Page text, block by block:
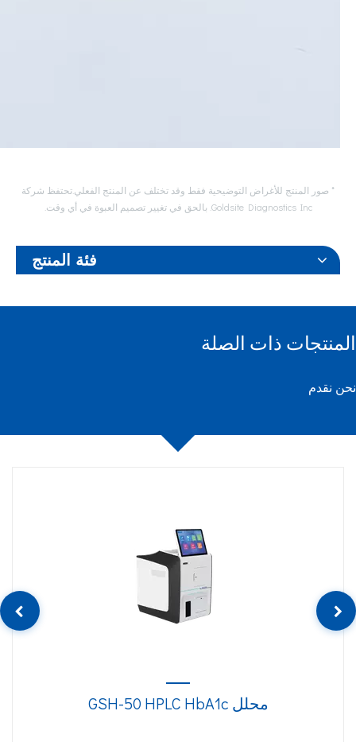
* صور المنتج للأغراض التوضيحية فقط وقد تختلف عن المنتج الفعلي.تحتفظ شركة
Goldsite Diagnostics Inc. بالحق في تغيير تصميم العبوة في أي وقت.
فئة المنتج
المنتجات ذات الصلة
نحن نقدم
محلل GSH-50 HPLC HbA1c